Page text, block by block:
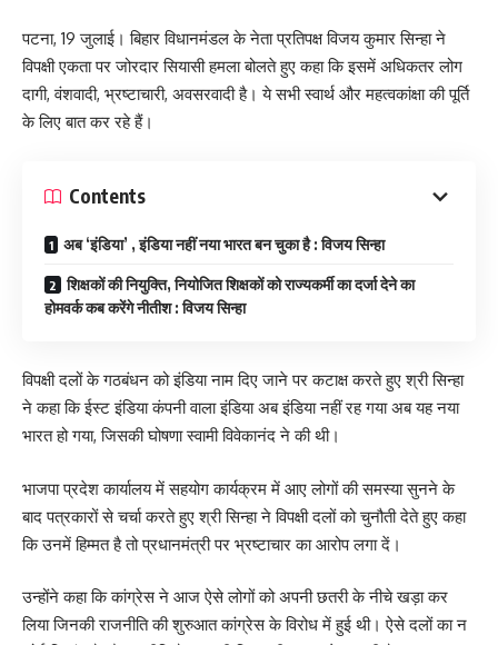
पटना, 19 जुलाई। बिहार विधानमंडल के नेता प्रतिपक्ष विजय कुमार सिन्हा ने
विपक्षी एकता पर जोरदार सियासी हमला बोलते हुए कहा कि इसमें अधिकतर लोग
दागी, वंशवादी, भ्रष्टाचारी, अवसरवादी है। ये सभी स्वार्थ और महत्वकांक्षा की पूर्ति
के लिए बात कर रहे हैं।
Contents
अब ‘इंडिया’ , इंडिया नहीं नया भारत बन चुका है : विजय सिन्हा
शिक्षकों की नियुक्ति, नियोजित शिक्षकों को राज्यकर्मी का दर्जा देने का
होमवर्क कब करेंगे नीतीश : विजय सिन्हा
विपक्षी दलों के गठबंधन को इंडिया नाम दिए जाने पर कटाक्ष करते हुए श्री सिन्हा
ने कहा कि ईस्ट इंडिया कंपनी वाला इंडिया अब इंडिया नहीं रह गया अब यह नया
भारत हो गया, जिसकी घोषणा स्वामी विवेकानंद ने की थी।
भाजपा प्रदेश कार्यालय में सहयोग कार्यक्रम में आए लोगों की समस्या सुनने के
बाद पत्रकारों से चर्चा करते हुए श्री सिन्हा ने विपक्षी दलों को चुनौती देते हुए कहा
कि उनमें हिम्मत है तो प्रधानमंत्री पर भ्रष्टाचार का आरोप लगा दें।
उन्होंने कहा कि कांग्रेस ने आज ऐसे लोगों को अपनी छतरी के नीचे खड़ा कर
लिया जिनकी राजनीति की शुरुआत कांग्रेस के विरोध में हुई थी। ऐसे दलों का न